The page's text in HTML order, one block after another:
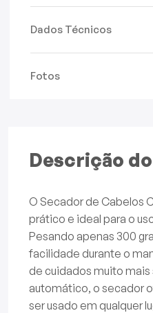
Dados Técnicos
Fotos
Descrição
O Secador de Cabelos
prático e ideal para o
Pesando apenas 300
facilidade durante o
de cuidados muito
automático, o secador
ser usado em qualquer